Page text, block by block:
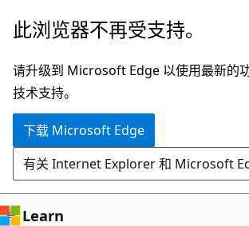
跳
主
要
内
此浏览器不再受支持。
请升级到 Microsoft Edge 以使用最新的
技术支持。
下载 Microsoft Edge
有关 Internet Explorer 和 Microsoft
Learn